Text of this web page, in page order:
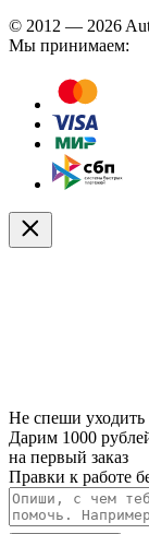
© 2012 — 2026
Мы принимаем:
Не спеши уходить
Дарим 1000
на первый заказ
Правки к работе